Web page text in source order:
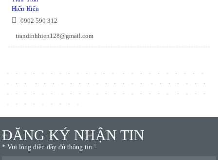
0902 590 312
trandinhhien128@gmail.com
ĐĂNG KÝ NHẬN TIN
* Vui lòng điền đầy đủ thông tin !